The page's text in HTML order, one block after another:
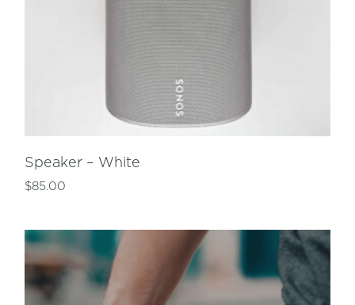
Speaker – White
$85.00